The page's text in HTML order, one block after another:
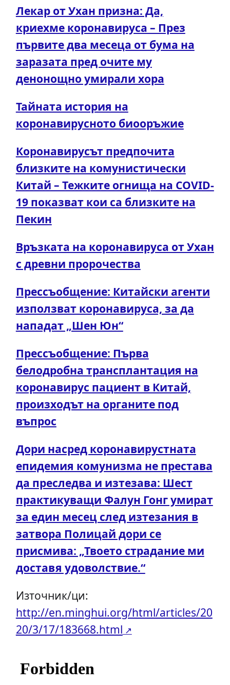
Лекар от Ухан призна: Да,
криехме коронавируса – През
първите два месеца от бума на
заразата пред очите му
денонощно умирали хора
Тайната история на
коронавирусното биооръжие
Коронавирусът предпочита
близките на комунистически
Китай – Тежките огнища на COVID-
19 показват кои са близките на
Пекин
Връзката на коронавируса от Ухан
с древни пророчества
Прессъобщение: Китайски агенти
използват коронавируса, за да
нападат „Шен Юн“
Прессъобщение: Първа
белодробна трансплантация на
коронавирус пациент в Китай,
произходът на органите под
въпрос
Дори насред коронавирустната
епидемия комунизма не престава
да преследва и изтезава: Шест
практикуващи Фалун Гонг умират
за един месец след изтезания в
затвора Полицай дори се
присмива: „Твоето страдание ми
доставя удоволствие.“
Източник/ци:
http://en.minghui.org/html/articles/20
20/3/17/183668.html